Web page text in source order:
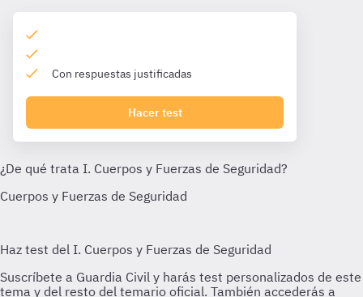
Con respuestas justificadas
Hacer test